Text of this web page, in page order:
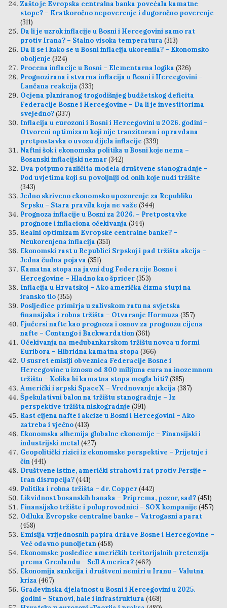
Zašto je Evropska centralna banka povećala kamatne
stope? – Kratkoročno nepoverenje i dugoročno poverenje
(311)
Da li je uzrok inflacije u Bosni i Hercegovini samo rat
protiv Irana? – Stalno visoka temperatura (313)
Da li se i kako se u Bosni inflacija ukorenila? – Ekonomsko
oboljenje (324)
Procena inflacije u Bosni – Elementarna logika (326)
Prognozirana i stvarna inflacija u Bosni i Hercegovini –
Lančana reakcija (333)
Ocjena planiranog trogodišnjeg budžetskog deficita
Federacije Bosne i Hercegovine – Da li je investitorima
svejedno?(337)
Inflacija u eurozoni i Bosni i Hercegovini u 2026. godini –
Otvoreni optimizam koji nije tranzitoran i opravdana
pretpostavka o uvozu dijela inflacije (339)
Naftni šok i ekonomska politika u Bosni koje nema –
Bosanski inflacijski nemar(342)
Dva potpuno različita modela društvene stanogradnje –
Pod uvjetima koji su povoljniji od onih koje nudi tržište
(343)
Jedno skriveno ekonomsko upozorenje za Republiku
Srpsku – Stara pravila koja ne važe (344)
Prognoza inflacije u Bosni za 2026. – Pretpostavke
prognoze i inflaciona očekivanja (344)
Realni optimizam Evropske centralne banke? –
Neukorenjena inflacija (351)
Ekonomski rast u Republici Srpskoj i pad tržišta akcija –
Jedna čudna pojava (351)
Kamatna stopa na javni dug Federacije Bosne i
Hercegovine – Hladno kao špricer(353)
Inflacija u Hrvatskoj – Ako američka čizma stupi na
iransko tlo(355)
Posljedice primirja u zalivskom ratu na svjetska
finansijska i robna tržišta – Otvaranje Hormuza (357)
Fjučersi nafte kao prognoza i osnov za prognozu cijena
nafte – Contango i Backwardation(361)
Očekivanja na međubankarskom tržištu novca u formi
Euribora – Hibridna kamatna stopa (366)
U susret emisiji obveznica Federacije Bosne i
Hercegovine u iznosu od 800 milijuna eura na inozemnom
tržištu – Kolika bi kamatna stopa mogla biti?(385)
Američki i srpski SpaceX – Vrednovanje akcija (387)
Špekulativni balon na tržištu stanogradnje – Iz
perspektive tržišta niskogradnje (391)
Rast cijena nafte i akcize u Bosni i Hercegovini – Ako
zatreba i vječno(413)
Ekonomska alhemija globalne ekonomije – Finansijski i
industrijski metal(427)
Geopolitički rizici iz ekonomske perspektive – Prijetnje i
čin(441)
Društvene istine, američki strahovi i rat protiv Persije –
Iran disrupcija?(441)
Politika i robna tržišta – dr. Copper(442)
Likvidnost bosanskih banaka – Priprema, pozor, sad?(451)
Finansijsko tržište i poluprovodnici – SOX kompanije (457)
Odluka Evropske centralne banke – Vatrogasni aparat
(458)
Emisija vrijednosnih papira države Bosne i Hercegovine –
Već odavno punoljetan(458)
Ekonomske posledice američkih teritorijalnih pretenzija
prema Grenlandu – Sell America?(462)
Ekonomija sankcija i društveni nemiri u Iranu – Valutna
kriza (467)
Građevinska djelatnost u Bosni i Hercegovini u 2025.
godini – Stanovi, hale i infrastruktura (468)